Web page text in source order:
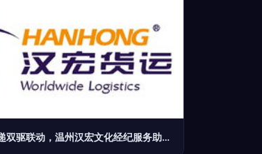
国际空运与快递双驱联动，温州汉宏文化经纪服务助厂商赋能新走势